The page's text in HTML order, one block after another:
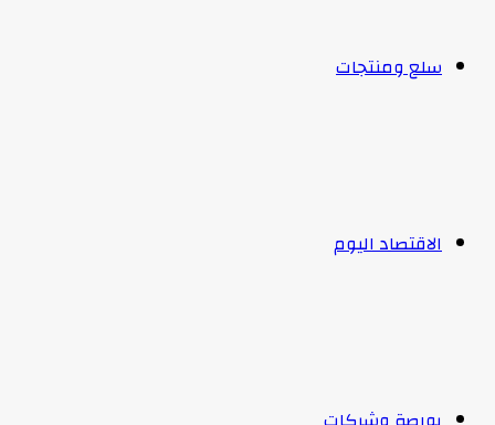
سلع ومنتجات
الاقتصاد اليوم